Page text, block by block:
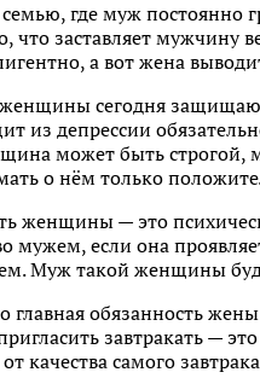
где муж постоянно
что заставляет мужчину
а вот жена
женщины сегодня
из депрессии
может быть строгой,
о нём только
женщины — это
мужем, если она
Муж такой женщины
главная обязанность
завтракать —
качества самого